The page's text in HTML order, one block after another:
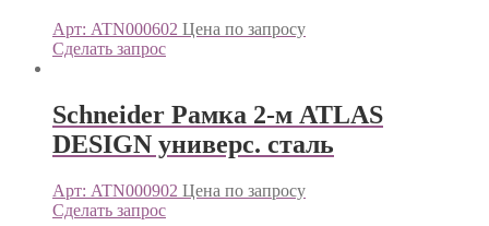
Арт: ATN000602 Цена по запросу
Сделать запрос
Schneider Рамка 2-м ATLAS
DESIGN универс. сталь
Арт: ATN000902 Цена по запросу
Сделать запрос